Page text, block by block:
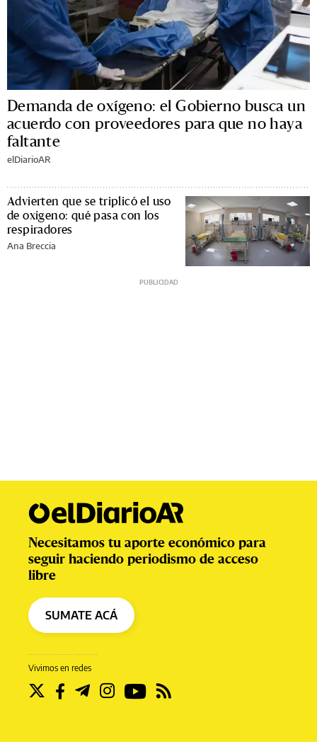
Demanda de oxígeno: el Gobierno busca un
acuerdo con proveedores para que no haya
faltante
elDiarioAR
Advierten que se triplicó el uso
de oxígeno: qué pasa con los
respiradores
Ana Breccia
Vivimos en redes
Necesitamos tu aporte económico para
seguir haciendo periodismo de acceso
libre
SUMATE ACÁ